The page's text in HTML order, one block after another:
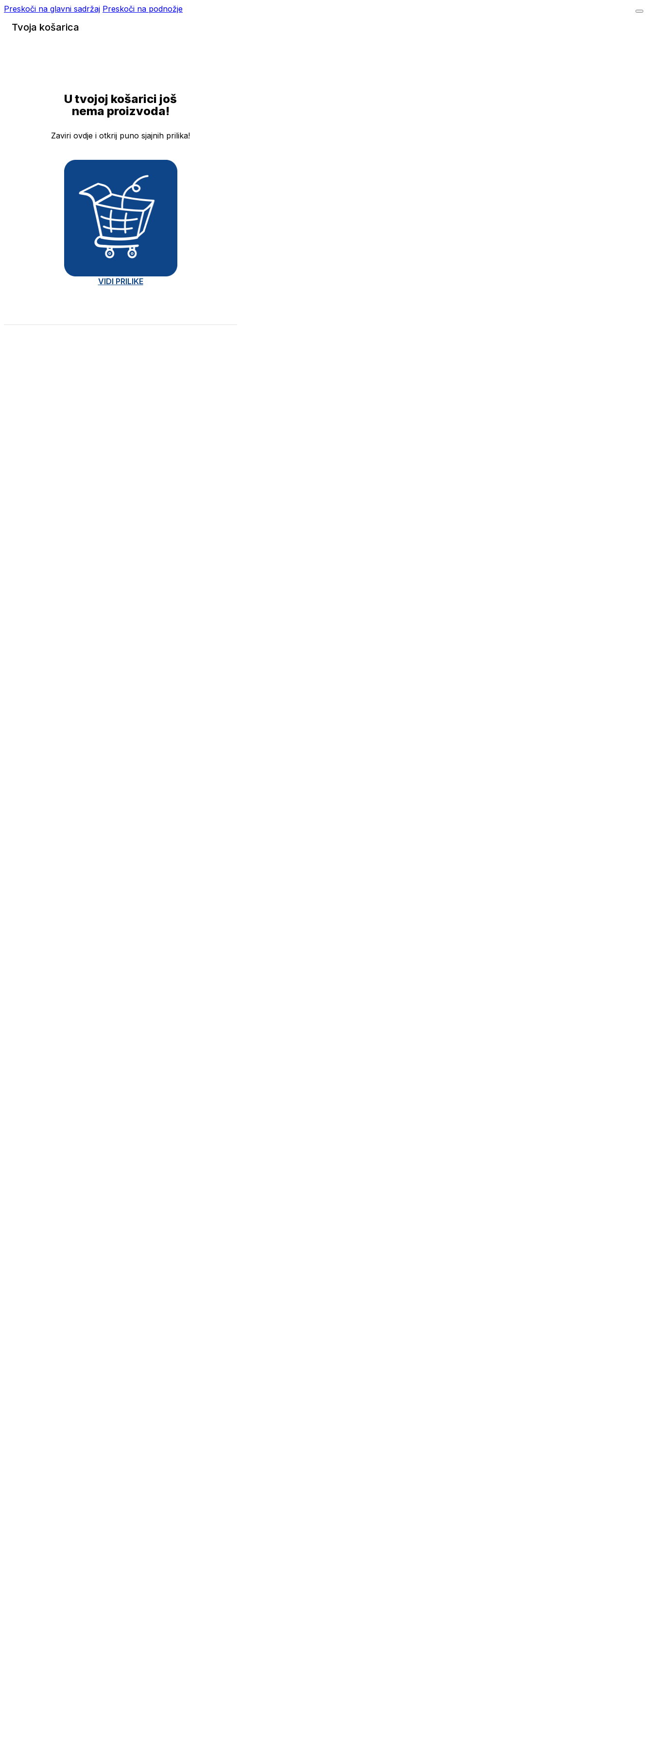
Preskoči na glavni sadržaj Preskoči na podnožje
Tvoja košarica
U tvojoj košarici još
nema proizvoda!
Zaviri ovdje i otkrij puno sjajnih prilika!
VIDI PRILIKE